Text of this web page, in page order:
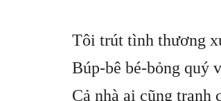
Tôi trút tình thương
Búp-bê bé-bỏng quý
Cả nhà ai cũng tranh